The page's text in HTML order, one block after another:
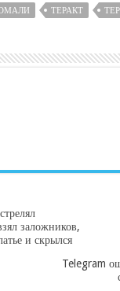
ТЕРАКТ
заложников,
и скрылся
Telegram